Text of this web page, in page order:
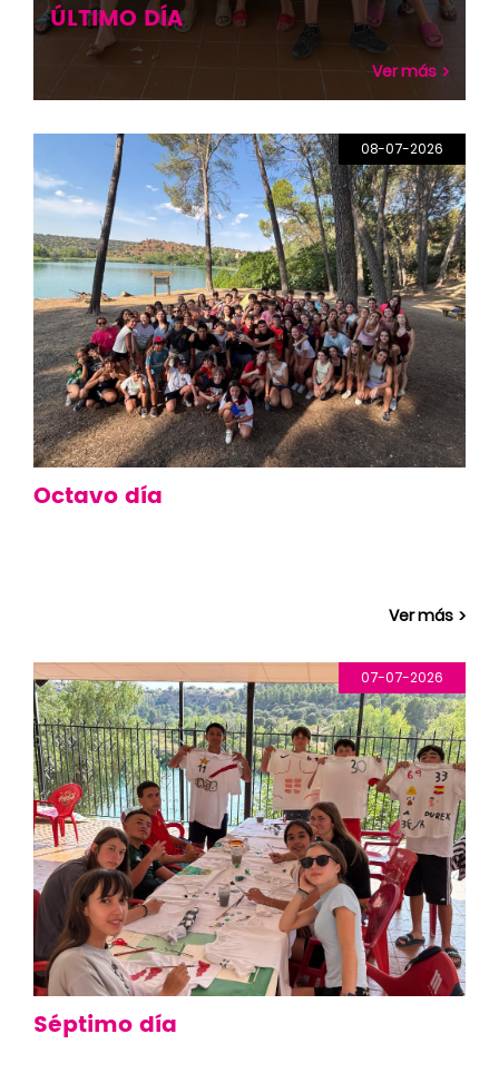
ÚLTIMO DÍA
Ver más
08-07-2026
Octavo día
Ver más
07-07-2026
Séptimo día